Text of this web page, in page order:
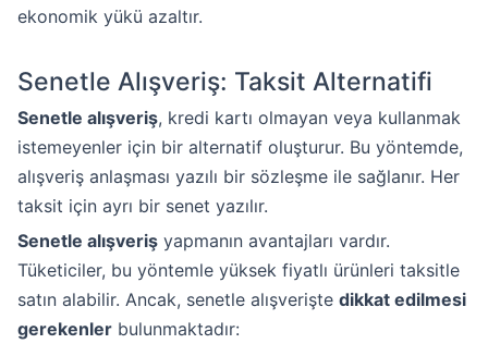
ekonomik yükü azaltır.
Senetle Alışveriş: Taksit Alternatifi
Senetle alışveriş, kredi kartı olmayan veya kullanmak
istemeyenler için bir alternatif oluşturur. Bu yöntemde,
alışveriş anlaşması yazılı bir sözleşme ile sağlanır. Her
taksit için ayrı bir senet yazılır.
Senetle alışveriş yapmanın avantajları vardır.
Tüketiciler, bu yöntemle yüksek fiyatlı ürünleri taksitle
satın alabilir. Ancak, senetle alışverişte dikkat edilmesi
gerekenler bulunmaktadır: